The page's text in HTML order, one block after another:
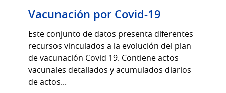
Vacunación por Covid-19
Este conjunto de datos presenta diferentes
recursos vinculados a la evolución del plan
de vacunación Covid 19. Contiene actos
vacunales detallados y acumulados diarios
de actos...